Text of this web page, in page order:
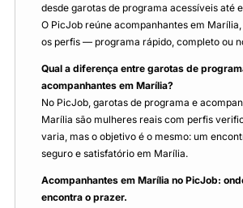
desde garotas de programa acessíveis até
O PicJob reúne acompanhantes em
os perfis — programa rápido, completo ou
Qual a diferença entre garotas de
acompanhantes em Marília?
No PicJob, garotas de programa e
Marília são mulheres reais com perfis
varia, mas o objetivo é o mesmo: um
seguro e satisfatório em Marília.
Acompanhantes em Marília no PicJob:
encontra o prazer.